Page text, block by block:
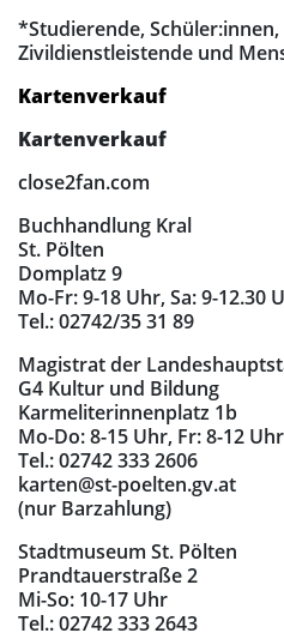
*Studierende, Schüler:innen,
Zivildienstleistende und
Kartenverkauf
Kartenverkauf
close2fan.com
Buchhandlung Kral
St. Pölten
Domplatz 9
Mo-Fr: 9-18 Uhr, Sa: 9-12.30
Tel.: 02742/35 31 89
Magistrat der
G4 Kultur und Bildung
Karmeliterinnenplatz 1b
Mo-Do: 8-15 Uhr, Fr: 8-12
Tel.: 02742 333 2606
karten@st-poelten.gv.at
(nur Barzahlung)
Stadtmuseum St. Pölten
Prandtauerstraße 2
Mi-So: 10-17 Uhr
Tel.: 02742 333 2643